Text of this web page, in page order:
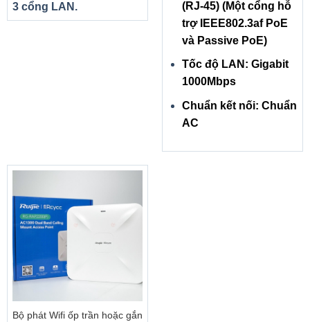
3 cổng LAN.
(RJ-45) (Một cổng hỗ
trợ IEEE802.3af PoE
và Passive PoE)
Tốc độ LAN: Gigabit
1000Mbps
Chuẩn kết nối: Chuẩn
AC
Bộ phát Wifi ốp trần hoặc gắn